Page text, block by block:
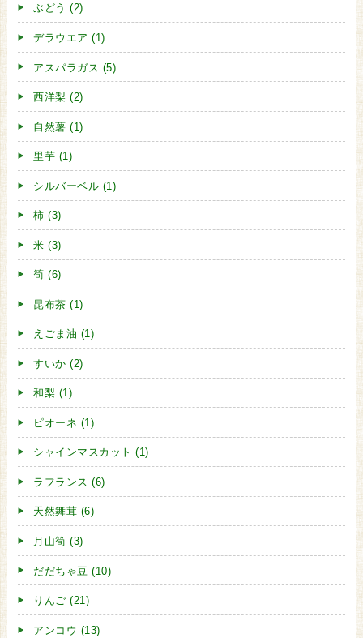
ぶどう (2)
デラウエア (1)
アスパラガス (5)
西洋梨 (2)
自然薯 (1)
里芋 (1)
シルバーベル (1)
柿 (3)
米 (3)
筍 (6)
昆布茶 (1)
えごま油 (1)
すいか (2)
和梨 (1)
ピオーネ (1)
シャインマスカット (1)
ラフランス (6)
天然舞茸 (6)
月山筍 (3)
だだちゃ豆 (10)
りんご (21)
アンコウ (13)